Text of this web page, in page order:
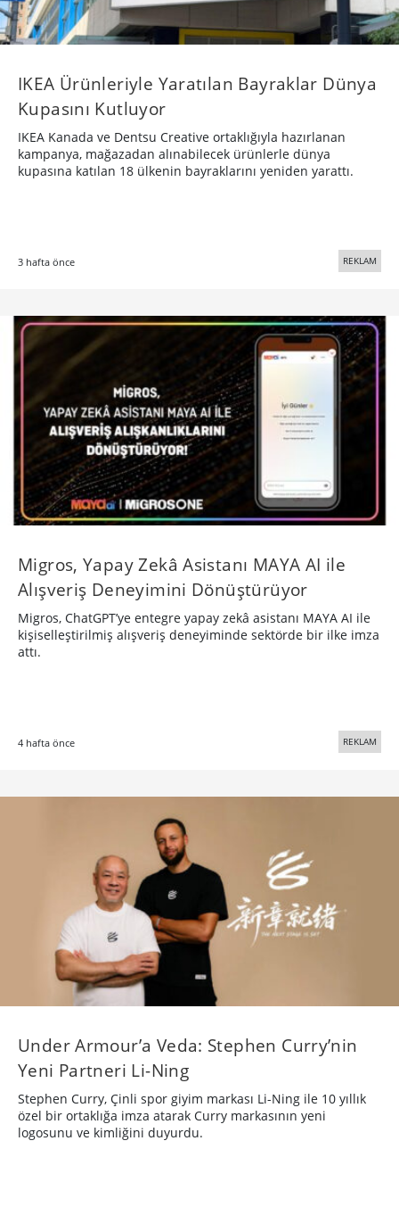
IKEA Ürünleriyle Yaratılan Bayraklar Dünya
Kupasını Kutluyor
IKEA Kanada ve Dentsu Creative ortaklığıyla hazırlanan
kampanya, mağazadan alınabilecek ürünlerle dünya
kupasına katılan 18 ülkenin bayraklarını yeniden yarattı.
3 hafta önce REKLAM
Migros, Yapay Zekâ Asistanı MAYA AI ile
Alışveriş Deneyimini Dönüştürüyor
Migros, ChatGPT’ye entegre yapay zekâ asistanı MAYA AI ile
kişiselleştirilmiş alışveriş deneyiminde sektörde bir ilke imza
attı.
4 hafta önce REKLAM
Under Armour’a Veda: Stephen Curry’nin
Yeni Partneri Li-Ning
Stephen Curry, Çinli spor giyim markası Li-Ning ile 10 yıllık
özel bir ortaklığa imza atarak Curry markasının yeni
logosunu ve kimliğini duyurdu.